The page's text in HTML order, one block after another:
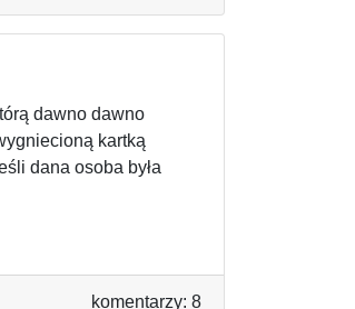
dawno dawno
kartką
dana osoba była
komentarzy: 8